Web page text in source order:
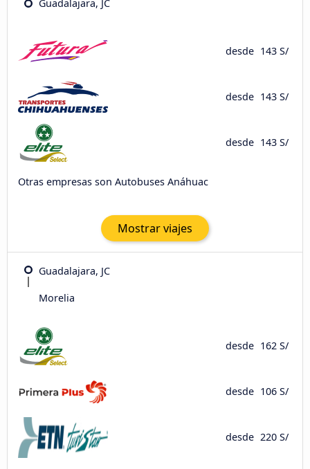
Guadalajara, JC
desde 143 S/
desde 143 S/
desde 143 S/
Otras empresas son Autobuses Anáhuac
Mostrar viajes
Guadalajara, JC
Morelia
desde 162 S/
desde 106 S/
desde 220 S/